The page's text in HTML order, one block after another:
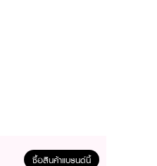
ซื้อสินค้าแบรนด์นี้